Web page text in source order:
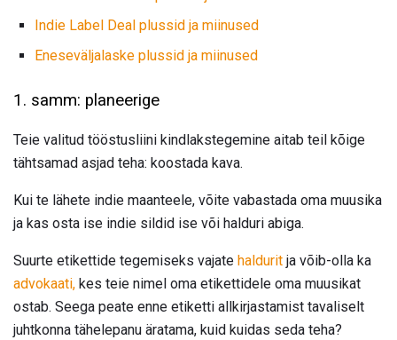
Indie Label Deal plussid ja miinused
Eneseväljalaske plussid ja miinused
1. samm: planeerige
Teie valitud tööstusliini kindlakstegemine aitab teil kõige
tähtsamad asjad teha: koostada kava.
Kui te lähete indie maanteele, võite vabastada oma muusika
ja kas osta ise indie sildid ise või halduri abiga.
Suurte etikettide tegemiseks vajate haldurit ja võib-olla ka
advokaati, kes teie nimel oma etikettidele oma muusikat
ostab. Seega peate enne etiketti allkirjastamist tavaliselt
juhtkonna tähelepanu äratama, kuid kuidas seda teha?